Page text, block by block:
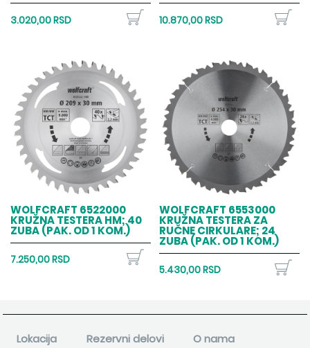
3.020,00 RSD 10.870,00 RSD
WOLFCRAFT 6522000
KRUŽNA TESTERA HM; 40
ZUBA (PAK. OD 1 KOM.)
7.250,00 RSD
WOLFCRAFT 6553000
KRUŽNA TESTERA ZA
RUČNE CIRKULARE; 24
ZUBA (PAK. OD 1 KOM.)
5.430,00 RSD
Lokacija Rezervni delovi O nama